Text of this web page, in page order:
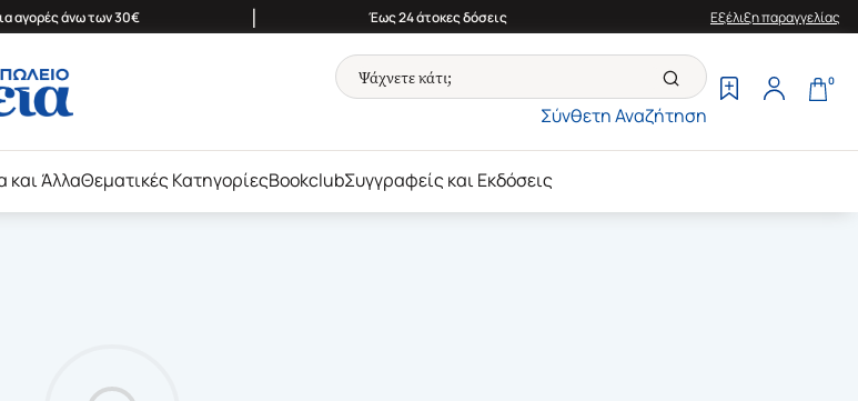
αγορές άνω των 30€ | Έως 24 άτοκες δόσεις Εξέλιξη παραγγελίας
Σύνθετη Αναζήτηση
0
και ΆλλαΘεματικές ΚατηγορίεςBookclubΣυγγραφείς και Εκδόσεις